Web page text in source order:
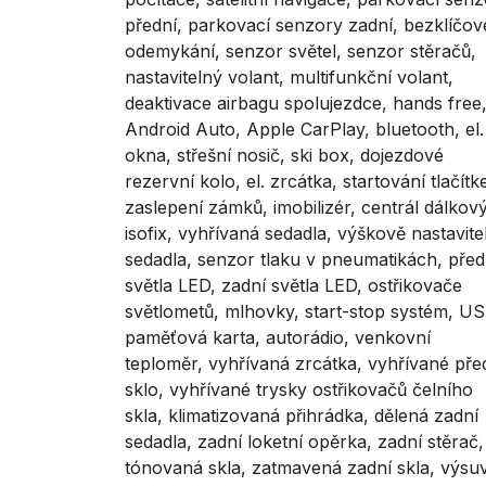
přední, parkovací senzory zadní,
odemykání, senzor světel, senzor stěračů,
nastavitelný volant, multifunkční volant,
deaktivace airbagu spolujezdce, hands free,
Android Auto, Apple CarPlay, bluetooth, el.
okna, střešní nosič, ski box, dojezdové
rezervní kolo, el. zrcátka, startování
zaslepení zámků, imobilizér, centrál
isofix, vyhřívaná sedadla, výškově
sedadla, senzor tlaku v pneumatikách,
světla LED, zadní světla LED, ostřikovače
světlometů, mlhovky, start-stop systém,
paměťová karta, autorádio, venkovní
teploměr, vyhřívaná zrcátka, vyhřívané
sklo, vyhřívané trysky ostřikovačů čelního
skla, klimatizovaná přihrádka, dělená zadní
sedadla, zadní loketní opěrka, zadní stěrač,
tónovaná skla, zatmavená zadní skla,